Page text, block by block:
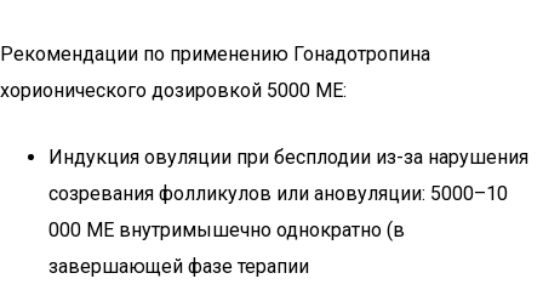
Рекомендации по применению Гонадотропина
хорионического дозировкой 5000 МЕ:
Индукция овуляции при бесплодии из-за нарушения
созревания фолликулов или ановуляции: 5000–10
000 МЕ внутримышечно однократно (в
завершающей фазе терапии